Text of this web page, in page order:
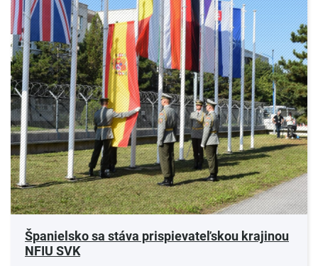
Španielsko sa stáva prispievateľskou krajinou
NFIU SVK